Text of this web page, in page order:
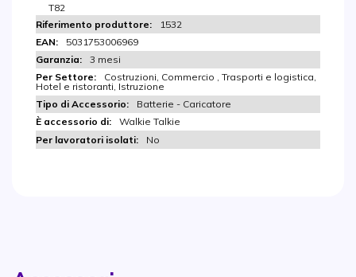
T82
1532
5031753006969
3 mesi
Costruzioni, Commercio , Trasporti e logistica,
Hotel e ristoranti, Istruzione
Batterie - Caricatore
Walkie Talkie
No